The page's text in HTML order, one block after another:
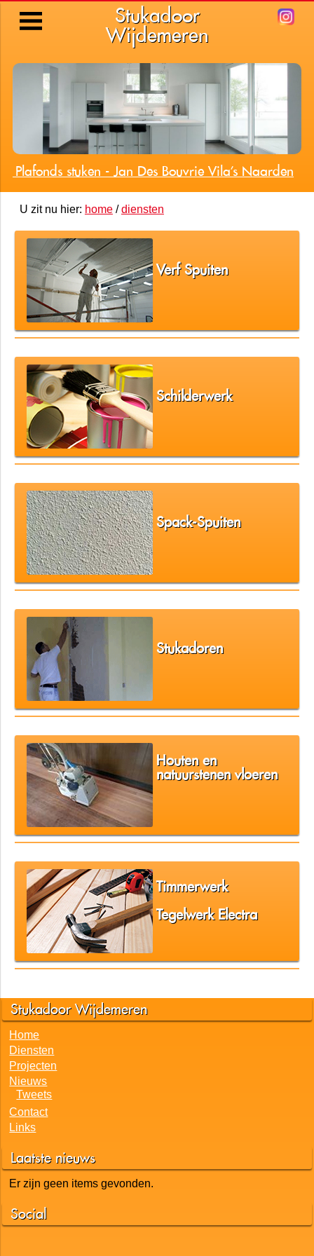
Stukadoor
Wijdemeren
Verf Spuiten
Schilderwerk
Spack-Spuiten
Stukadoren
Houten en
natuurstenen vloeren
Timmerwerk
Tegelwerk Electra
Stukadoor Wijdemeren
Home
Diensten
Projecten
Nieuws
Tweets
Contact
Laatste nieuws
Social